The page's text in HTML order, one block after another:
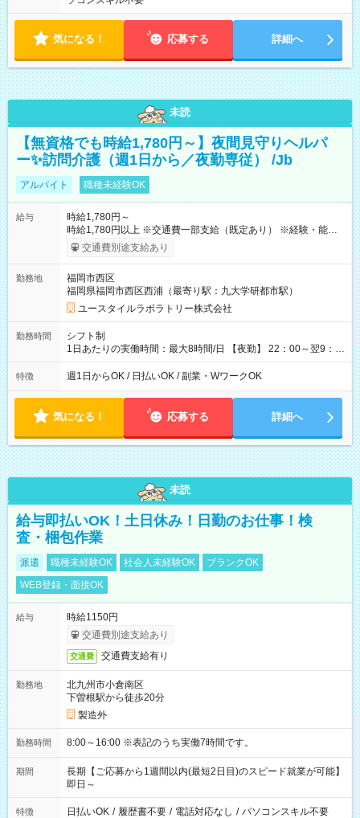
気になる！ 応募する 詳細へ
未読
【無資格でも時給1,780円～】夜間見守りヘルパ
ー✨訪問介護（週1日から／夜勤専従） /Jb
アルバイト 職種未経験OK
給与
時給1,780円～
時給1,780円以上 ※交通費一部支給（既定あり） ※経験・能力を
考慮して決定します 【収入例】 週1回勤務の場合：1,780円×8時
間×4回=5万6,960円 週3回勤務の場合：1,780円×8時間×12回
月 ※ 雇用形態と給与に、本採用時と異なる部分があります。 雇
用形態：本採用時と同じです。 給与：時給 1,490円以上
交通費別途支給あり
勤務地
福岡市西区
福岡県福岡市西区西浦（最寄り駅：九大学研都市駅）
ユースタイルラボラトリー株式会社
勤務時間
シフト制
1日あたりの実働時間：最大8時間/日 【夜勤】 22：00～翌9：
00 ※週1日～OK ／ 夜勤専従 ＊＊ 勤務時間例 ＊＊ ■22時か
ら翌7時 ■23時から翌8時 ■24時から翌9時 など ※上記の時間
ます。 ※曜日固定（毎週同じ曜日での勤務となります）
特徴 週1日からOK / 日払いOK / 副業・WワークOK
気になる！ 応募する 詳細へ
未読
給与即払いOK！土日休み！日勤のお仕事！検
査・梱包作業
派遣 職種未経験OK 社会人未経験OK
ブランクOK
WEB登録・面接OK
給与
時給1150円
交通費別途支給あり
交通費 交通費支給有り
勤務地
北九州市小倉南区
下曽根駅から徒歩20分
製造外
勤務時間 8:00～16:00 ※表記のうち実働7時間です。
期間
長期【ご応募から1週間以内(最短2日目)のスピード就業が可能】
即日～
特徴 日払いOK / 履歴書不要 / 電話対応なし / パソコンスキル不要